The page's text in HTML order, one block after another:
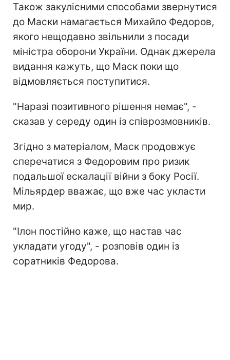
Також закулісними способами звернутися
до Маски намагається Михайло Федоров,
якого нещодавно звільнили з посади
міністра оборони України. Однак джерела
видання кажуть, що Маск поки що
відмовляється поступитися.
"Наразі позитивного рішення немає", -
сказав у середу один із співрозмовників.
Згідно з матеріалом, Маск продовжує
сперечатися з Федоровим про ризик
подальшої ескалації війни з боку Росії.
Мільярдер вважає, що вже час укласти
мир.
"Ілон постійно каже, що настав час
укладати угоду", - розповів один із
соратників Федорова.